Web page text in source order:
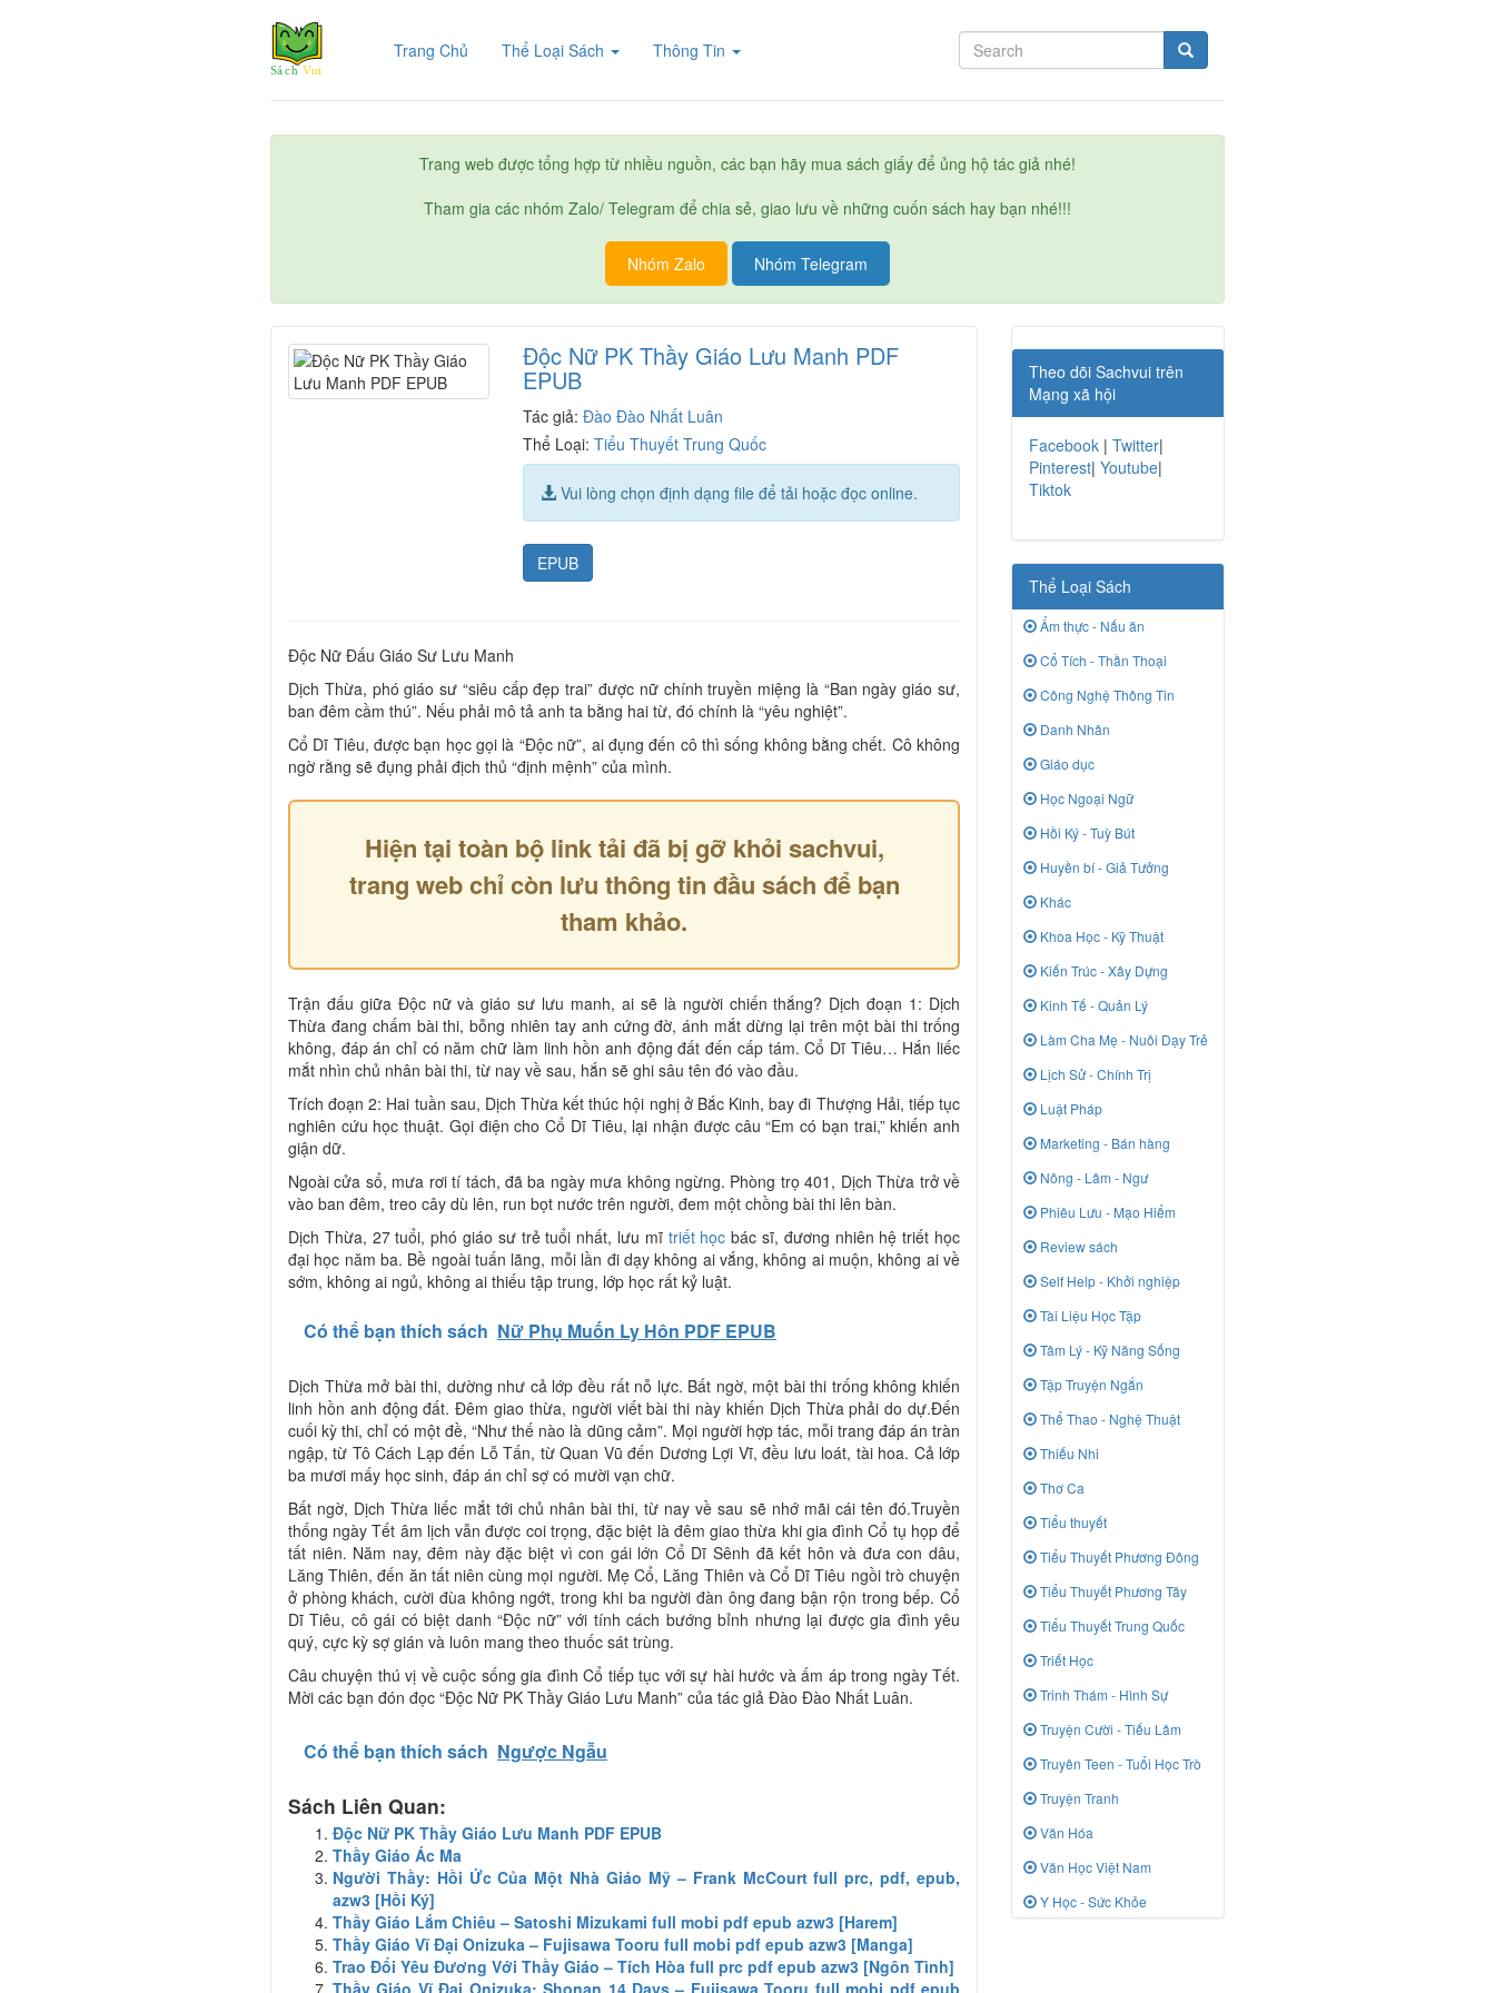
Trang Chủ (current)Thể Loại Sách Thông Tin
Trang web được tổng hợp từ nhiều nguồn, các bạn hãy mua sách giấy để ủng hộ tác giả nhé!
Tham gia các nhóm Zalo/ Telegram để chia sẻ, giao lưu về những cuốn sách hay bạn nhé!!!
Nhóm Zalo Nhóm Telegram
Độc Nữ PK Thầy Giáo Lưu Manh PDF
EPUB
Tác giả:Đào Đào Nhất Luân
Thể Loại:Tiểu Thuyết Trung Quốc
Vui lòng chọn định dạng file để tải hoặc đọc online.
EPUB
Độc Nữ Đấu Giáo Sư Lưu Manh
Dịch Thừa, phó giáo sư “siêu cấp đẹp trai” được nữ chính truyền miệng là “Ban ngày giáo sư,
ban đêm cầm thú”. Nếu phải mô tả anh ta bằng hai từ, đó chính là “yêu nghiệt”.
Cổ Dĩ Tiêu, được bạn học gọi là “Độc nữ”, ai đụng đến cô thì sống không bằng chết. Cô không
ngờ rằng sẽ đụng phải địch thủ “định mệnh” của mình.
Hiện tại toàn bộ link tải đã bị gỡ khỏi sachvui,
trang web chỉ còn lưu thông tin đầu sách để bạn
tham khảo.
Trận đấu giữa Độc nữ và giáo sư lưu manh, ai sẽ là người chiến thắng? Dịch đoạn 1: Dịch
Thừa đang chấm bài thi, bỗng nhiên tay anh cứng đờ, ánh mắt dừng lại trên một bài thi trống
không, đáp án chỉ có năm chữ làm linh hồn anh động đất đến cấp tám. Cổ Dĩ Tiêu… Hắn liếc
mắt nhìn chủ nhân bài thi, từ nay về sau, hắn sẽ ghi sâu tên đó vào đầu.
Trích đoạn 2: Hai tuần sau, Dịch Thừa kết thúc hội nghị ở Bắc Kinh, bay đi Thượng Hải, tiếp tục
nghiên cứu học thuật. Gọi điện cho Cổ Dĩ Tiêu, lại nhận được câu “Em có bạn trai,” khiến anh
giận dữ.
Ngoài cửa sổ, mưa rơi tí tách, đã ba ngày mưa không ngừng. Phòng trọ 401, Dịch Thừa trở về
vào ban đêm, treo cây dù lên, run bọt nước trên người, đem một chồng bài thi lên bàn.
Dịch Thừa, 27 tuổi, phó giáo sư trẻ tuổi nhất, lưu mĩ triết học bác sĩ, đương nhiên hệ triết học
đại học năm ba. Bề ngoài tuấn lãng, mỗi lần đi dạy không ai vắng, không ai muộn, không ai về
sớm, không ai ngủ, không ai thiếu tập trung, lớp học rất kỷ luật.
Có thể bạn thích sách Nữ Phụ Muốn Ly Hôn PDF EPUB
Dịch Thừa mở bài thi, dường như cả lớp đều rất nỗ lực. Bất ngờ, một bài thi trống không khiến
linh hồn anh động đất. Đêm giao thừa, người viết bài thi này khiến Dịch Thừa phải do dự.Đến
cuối kỳ thi, chỉ có một đề, “Như thế nào là dũng cảm”. Mọi người hợp tác, mỗi trang đáp án tràn
ngập, từ Tô Cách Lạp đến Lỗ Tấn, từ Quan Vũ đến Dương Lợi Vĩ, đều lưu loát, tài hoa. Cả lớp
ba mươi mấy học sinh, đáp án chỉ sợ có mười vạn chữ.
Bất ngờ, Dịch Thừa liếc mắt tới chủ nhân bài thi, từ nay về sau sẽ nhớ mãi cái tên đó.Truyền
thống ngày Tết âm lịch vẫn được coi trọng, đặc biệt là đêm giao thừa khi gia đình Cổ tụ họp để
tất niên. Năm nay, đêm này đặc biệt vì con gái lớn Cổ Dĩ Sênh đã kết hôn và đưa con dâu,
Lăng Thiên, đến ăn tất niên cùng mọi người. Mẹ Cổ, Lăng Thiên và Cổ Dĩ Tiêu ngồi trò chuyện
ở phòng khách, cười đùa không ngớt, trong khi ba người đàn ông đang bận rộn trong bếp. Cổ
Dĩ Tiêu, cô gái có biệt danh “Độc nữ” với tính cách bướng bỉnh nhưng lại được gia đình yêu
quý, cực kỳ sợ gián và luôn mang theo thuốc sát trùng.
Câu chuyện thú vị về cuộc sống gia đình Cổ tiếp tục với sự hài hước và ấm áp trong ngày Tết.
Mời các bạn đón đọc “Độc Nữ PK Thầy Giáo Lưu Manh” của tác giả Đào Đào Nhất Luân.
Có thể bạn thích sách Ngược Ngẫu
Sách Liên Quan:
Độc Nữ PK Thầy Giáo Lưu Manh PDF EPUB
Thầy Giáo Ác Ma
Người Thầy: Hồi Ức Của Một Nhà Giáo Mỹ – Frank McCourt full prc, pdf, epub,
azw3 [Hồi Ký]
Thầy Giáo Lắm Chiêu – Satoshi Mizukami full mobi pdf epub azw3 [Harem]
Thầy Giáo Vĩ Đại Onizuka – Fujisawa Tooru full mobi pdf epub azw3 [Manga]
Trao Đổi Yêu Đương Với Thầy Giáo – Tích Hòa full prc pdf epub azw3 [Ngôn Tình]
Thầy Giáo Vĩ Đại Onizuka: Shonan 14 Days – Fujisawa Tooru full mobi pdf epub
Theo dõi Sachvui trên
Mạng xã hội
Facebook | Twitter|
Pinterest| Youtube|
Tiktok
Thể Loại Sách
Ẩm thực - Nấu ăn
Cổ Tích - Thần Thoại
Công Nghệ Thông Tin
Danh Nhân
Giáo dục
Học Ngoại Ngữ
Hồi Ký - Tuỳ Bút
Huyền bí - Giả Tưởng
Khác
Khoa Học - Kỹ Thuật
Kiến Trúc - Xây Dựng
Kinh Tế - Quản Lý
Làm Cha Mẹ - Nuôi Dạy Trẻ
Lịch Sử - Chính Trị
Luật Pháp
Marketing - Bán hàng
Nông - Lâm - Ngư
Phiêu Lưu - Mạo Hiểm
Review sách
Self Help - Khởi nghiệp
Tài Liệu Học Tập
Tâm Lý - Kỹ Năng Sống
Tập Truyện Ngắn
Thể Thao - Nghệ Thuật
Thiếu Nhi
Thơ Ca
Tiểu thuyết
Tiểu Thuyết Phương Đông
Tiểu Thuyết Phương Tây
Tiểu Thuyết Trung Quốc
Triết Học
Trinh Thám - Hình Sự
Truyện Cười - Tiếu Lâm
Truyên Teen - Tuổi Học Trò
Truyện Tranh
Văn Hóa
Văn Học Việt Nam
Y Học - Sức Khỏe